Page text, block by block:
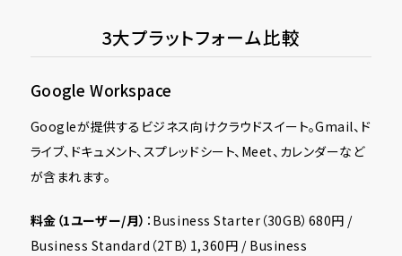
3大プラットフォーム比較
Google Workspace
Googleが提供するビジネス向けクラウドスイート。Gmail、ド
ライブ、ドキュメント、スプレッドシート、Meet、カレンダーなど
が含まれます。
料金（1ユーザー/月） ：Business Starter（30GB）680円 /
Business Standard（2TB）1,360円 / Business